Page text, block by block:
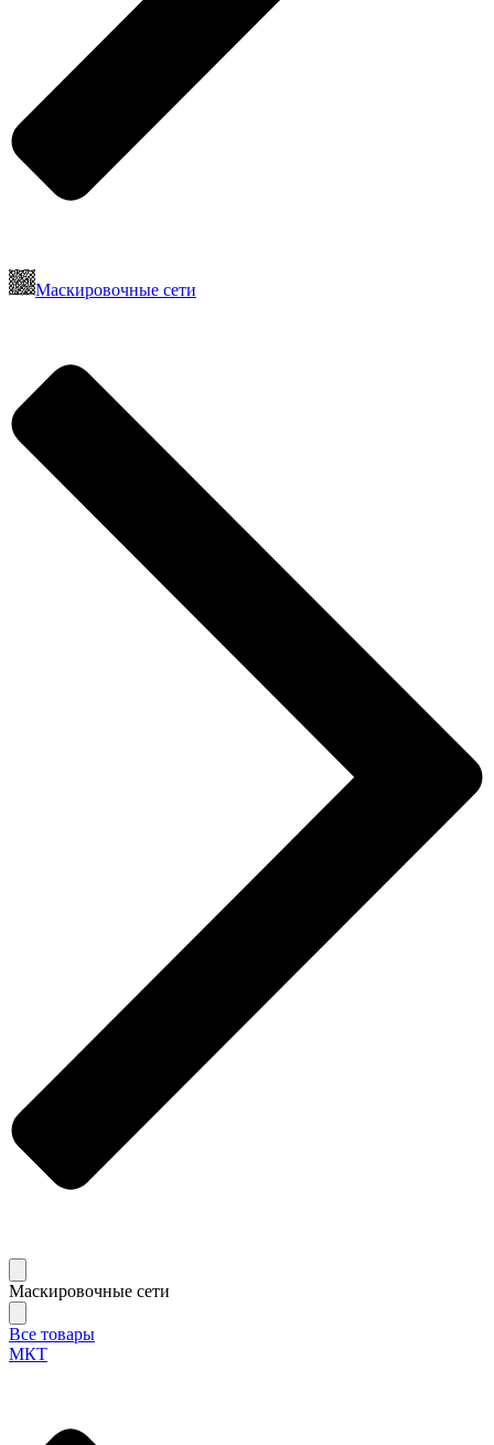
Маскировочные сети
Маскировочные сети
Все товары
МКТ